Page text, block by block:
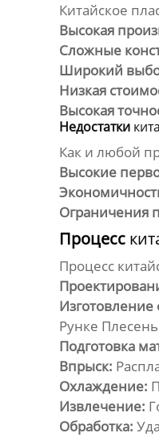
Китайское
Высокая
Сложные
Широкий
Низкая
Высокая
Недостатки
Как и любой
Высокие
Ограничения
Процесс
Процесс
Рунке
Подготовка
Впрыск:
Охлаждение:
Извлечение:
Обработка: